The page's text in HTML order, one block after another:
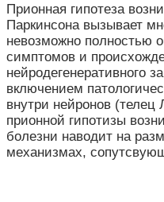
Прионная гипотеза
Паркинсона вызывает
невозможно полностью
симптомов и
нейродегенеративного
включением
внутри нейронов
прионной гипотизы
болезни наводит на
механизмах,